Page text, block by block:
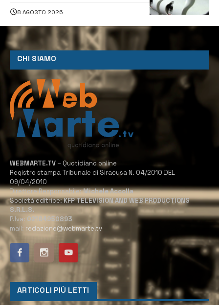
8 AGOSTO 2026
CHI SIAMO
WEBMARTE.TV – Quotidiano online
Registro stampa Tribunale di Siracusa N. 04/2010 DEL
09/04/2010
Direttore Responsabile:Michele Accolla
Società editrice:KFP TELEVISION AND WEB PRODUCTIONS
S.R.L.S.
P.Iva: 02184950893
mail: redazione@webmarte.tv
ARTICOLI PIÙ LETTI